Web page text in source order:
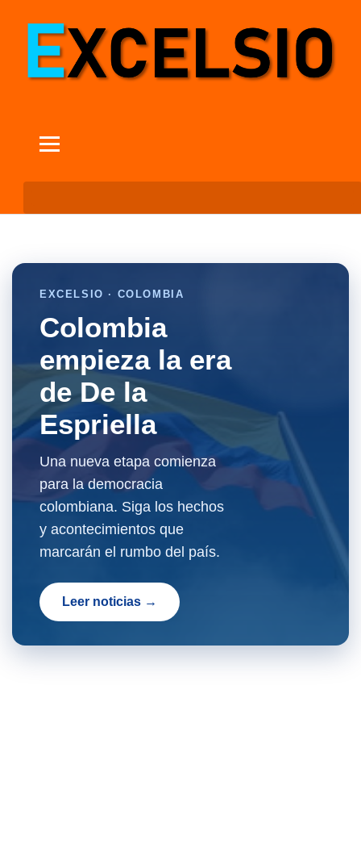
EXCELSIO · COLOMBIA
Colombia
empieza la era
de De la
Espriella
Una nueva etapa comienza
para la democracia
colombiana. Siga los hechos
y acontecimientos que
marcarán el rumbo del país.
Leer noticias →